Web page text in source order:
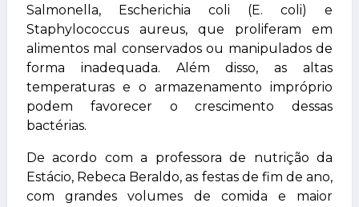
Salmonella, Escherichia coli (E. coli) e
Staphylococcus aureus, que proliferam em
alimentos mal conservados ou manipulados de
forma inadequada. Além disso, as altas
temperaturas e o armazenamento impróprio
podem favorecer o crescimento dessas
bactérias.
De acordo com a professora de nutrição da
Estácio, Rebeca Beraldo, as festas de fim de ano,
com grandes volumes de comida e maior